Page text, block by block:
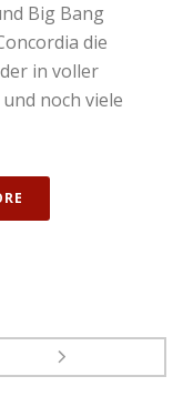
Big Bang
die
in voller
noch viele